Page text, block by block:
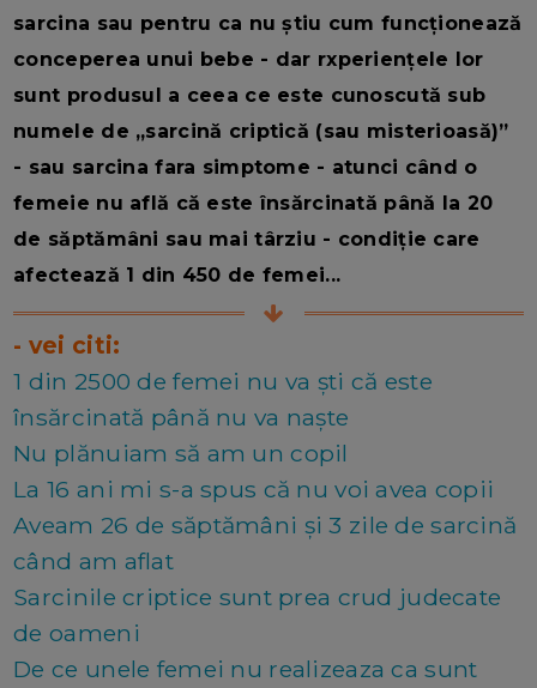
sarcina sau pentru ca nu știu cum funcționează
conceperea unui bebe - dar rxperiențele lor
sunt produsul a ceea ce este cunoscută sub
numele de „sarcină criptică (sau misterioasă)”
- sau sarcina fara simptome - atunci când o
femeie nu află că este însărcinată până la 20
de săptămâni sau mai târziu - condiție care
afectează 1 din 450 de femei...
- vei citi:
1 din 2500 de femei nu va ști că este
însărcinată până nu va naște
Nu plănuiam să am un copil
La 16 ani mi s-a spus că nu voi avea copii
Aveam 26 de săptămâni și 3 zile de sarcină
când am aflat
Sarcinile criptice sunt prea crud judecate
de oameni
De ce unele femei nu realizeaza ca sunt